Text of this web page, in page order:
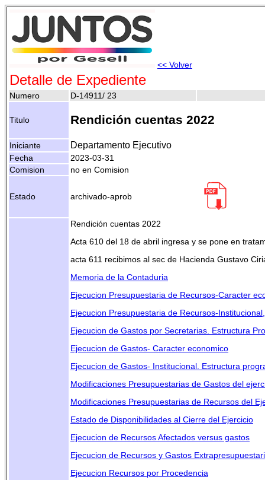
<< Volver
Detalle de Expediente
Numero D-14911/ 23
Titulo Rendición cuentas 2022
Iniciante Departamento Ejecutivo
Fecha
2023-03-31
Comision
no en Comision
Estado archivado-aprob
Rendición cuentas 2022
Acta 610 del 18 de abril ingresa y se pone en
acta 611 recibimos al sec de Hacienda Gustavo
Memoria de la Contaduria
Ejecucion Presupuestaria de Recursos-Caracter
Ejecucion Presupuestaria de Recursos-
Ejecucion de Gastos por Secretarias. Estructura
Ejecucion de Gastos- Caracter economico
Ejecucion de Gastos- Institucional. Estructura
Modificaciones Presupuestarias de Gastos del
Modificaciones Presupuestarias de Recursos del
Estado de Disponibilidades al Cierre del Ejercicio
Ejecucion de Recursos Afectados versus gastos
Ejecucion de Recursos y Gastos
Ejecucion Recursos por Procedencia